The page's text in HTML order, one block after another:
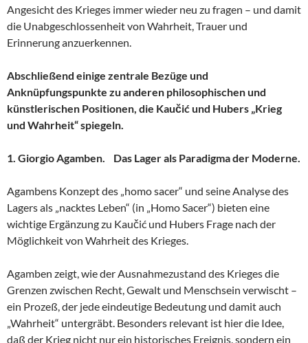
Angesicht des Krieges immer wieder neu zu fragen – und damit
die Unabgeschlossenheit von Wahrheit, Trauer und
Erinnerung anzuerkennen.
Abschließend einige zentrale Bezüge und
Anknüpfungspunkte zu anderen philosophischen und
künstlerischen Positionen, die Kaučić und Hubers „Krieg
und Wahrheit“ spiegeln.
1. Giorgio Agamben. Das Lager als Paradigma der Moderne.
Agambens Konzept des „homo sacer“ und seine Analyse des
Lagers als „nacktes Leben“ (in „Homo Sacer“) bieten eine
wichtige Ergänzung zu Kaučić und Hubers Frage nach der
Möglichkeit von Wahrheit des Krieges.
Agamben zeigt, wie der Ausnahmezustand des Krieges die
Grenzen zwischen Recht, Gewalt und Menschsein verwischt –
ein Prozeß, der jede eindeutige Bedeutung und damit auch
„Wahrheit“ untergräbt. Besonders relevant ist hier die Idee,
daß der Krieg nicht nur ein historisches Ereignis, sondern ein